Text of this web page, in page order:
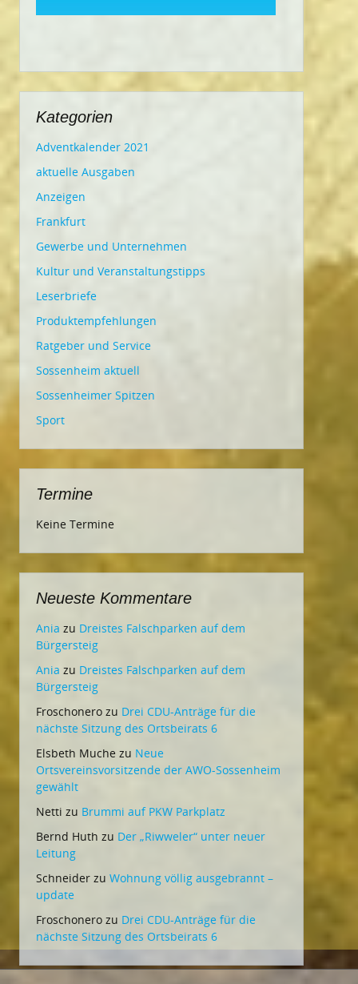
Kategorien
Adventkalender 2021
aktuelle Ausgaben
Anzeigen
Frankfurt
Gewerbe und Unternehmen
Kultur und Veranstaltungstipps
Leserbriefe
Produktempfehlungen
Ratgeber und Service
Sossenheim aktuell
Sossenheimer Spitzen
Sport
Termine
Keine Termine
Neueste Kommentare
Ania zu Dreistes Falschparken auf dem
Bürgersteig
Ania zu Dreistes Falschparken auf dem
Bürgersteig
Froschonero zu Drei CDU-Anträge für die
nächste Sitzung des Ortsbeirats 6
Elsbeth Muche zu Neue
Ortsvereinsvorsitzende der AWO-Sossenheim
gewählt
Netti zu Brummi auf PKW Parkplatz
Bernd Huth zu Der „Riwweler“ unter neuer
Leitung
Schneider zu Wohnung völlig ausgebrannt –
update
Froschonero zu Drei CDU-Anträge für die
nächste Sitzung des Ortsbeirats 6